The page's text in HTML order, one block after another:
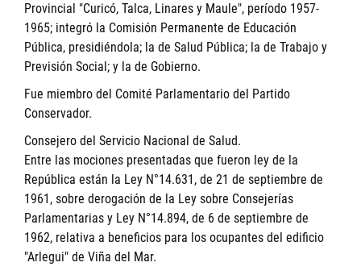
Provincial "Curicó, Talca, Linares y Maule", período 1957-
1965; integró la Comisión Permanente de Educación
Pública, presidiéndola; la de Salud Pública; la de Trabajo y
Previsión Social; y la de Gobierno.
Fue miembro del Comité Parlamentario del Partido
Conservador.
Consejero del Servicio Nacional de Salud.
Entre las mociones presentadas que fueron ley de la
República están la Ley N°14.631, de 21 de septiembre de
1961, sobre derogación de la Ley sobre Consejerías
Parlamentarias y Ley N°14.894, de 6 de septiembre de
1962, relativa a beneficios para los ocupantes del edificio
"Arlegui" de Viña del Mar.